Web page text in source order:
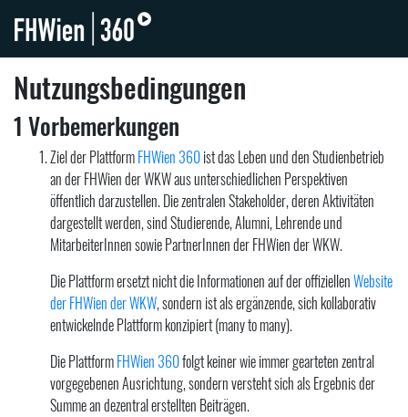
Nutzungsbedingungen
1 Vorbemerkungen
Ziel der PlattformFHWien 360ist das Leben und den Studienbetrieb
an der FHWien der WKW aus unterschiedlichen Perspektiven
öffentlich darzustellen. Die zentralen Stakeholder, deren Aktivitäten
dargestellt werden, sind Studierende, Alumni, Lehrende und
MitarbeiterInnen sowie PartnerInnen der FHWien der WKW.
Die Plattform ersetzt nicht die Informationen auf der offiziellenWebsite
der FHWien der WKW, sondern ist als ergänzende, sich kollaborativ
entwickelnde Plattform konzipiert (many to many).
Die PlattformFHWien 360folgt keiner wie immer gearteten zentral
vorgegebenen Ausrichtung, sondern versteht sich als Ergebnis der
Summe an dezentral erstellten Beiträgen.